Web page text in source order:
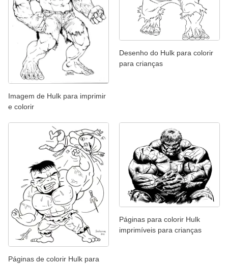
Imagem de Hulk para imprimir
e colorir
Desenho do Hulk para colorir
para crianças
Páginas de colorir Hulk para
Páginas para colorir Hulk
imprimíveis para crianças